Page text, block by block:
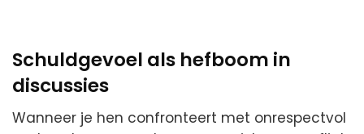
Schuldgevoel als hefboom in
discussies
Wanneer je hen confronteert met onrespectvol